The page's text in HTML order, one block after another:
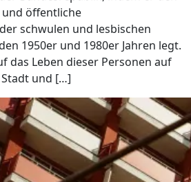
und öffentliche
schwulen und lesbischen
1950er und 1980er Jahren legt.
das Leben dieser Personen auf
und […]